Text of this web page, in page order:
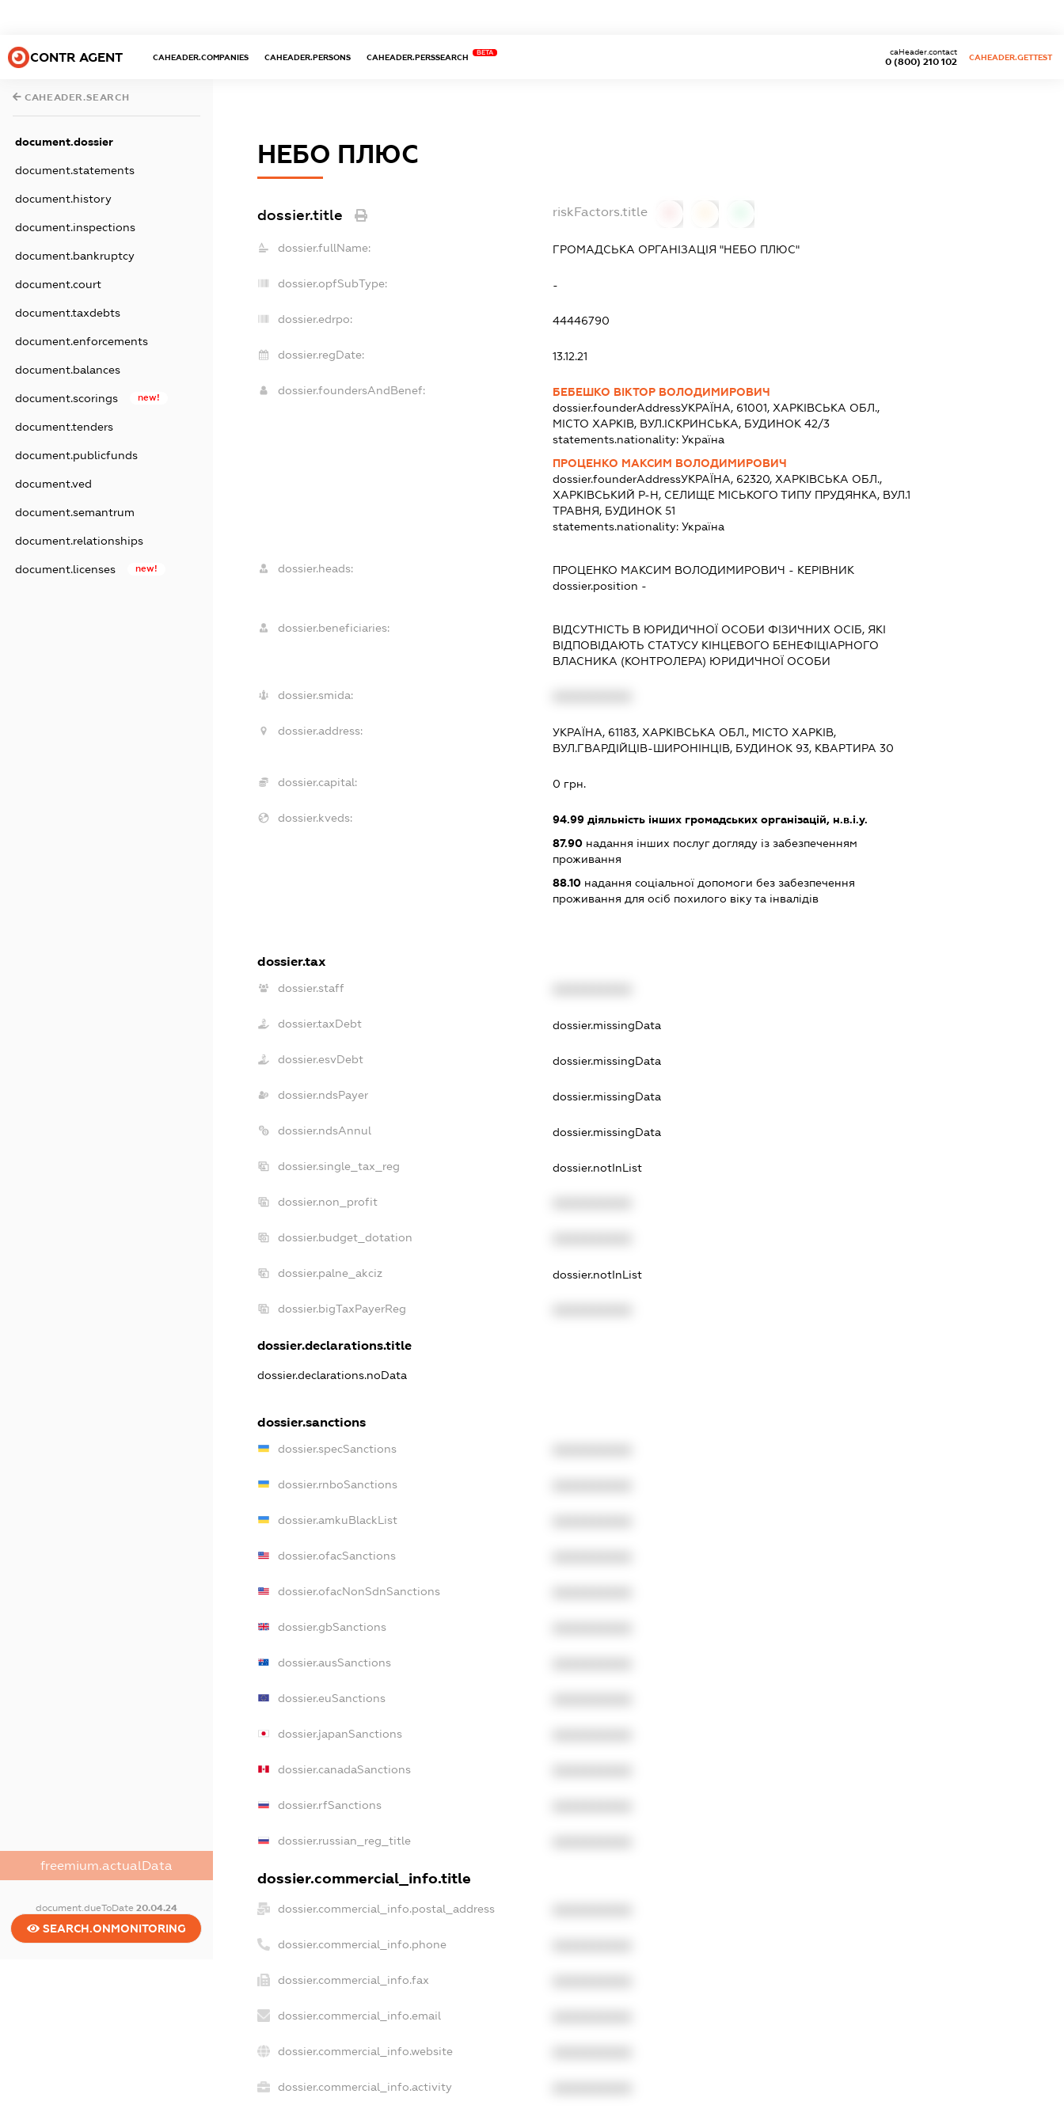
CONTR AGENT CAHEADER.COMPANIES CAHEADER.PERSONS CAHEADER.PERSSEARCH
BETA
0 (800) 210 102
caHeader.contact
CAHEADER.GETTEST
CAHEADER.SEARCH
document.dossier
document.statements
document.history
document.inspections
document.bankruptcy
document.court
document.taxdebts
document.enforcements
document.balances
document.scorings new!
document.tenders
document.publicfunds
document.ved
document.semantrum
document.relationships
document.licenses new!
freemium.actualData
document.dueToDate 20.04.24
SEARCH.ONMONITORING
НЕБО ПЛЮС
dossier.title riskFactors.title
dossier.fullName: ГРОМАДСЬКА ОРГАНІЗАЦІЯ "НЕБО ПЛЮС"
dossier.opfSubType: -
dossier.edrpo: 44446790
dossier.regDate: 13.12.21
dossier.foundersAndBenef:
БЕБЕШКО ВІКТОР ВОЛОДИМИРОВИЧ
dossier.founderAddressУКРАЇНА, 61001, ХАРКІВСЬКА ОБЛ.,
МІСТО ХАРКІВ, ВУЛ.ІСКРИНСЬКА, БУДИНОК 42/3
statements.nationality: Україна
ПРОЦЕНКО МАКСИМ ВОЛОДИМИРОВИЧ
dossier.founderAddressУКРАЇНА, 62320, ХАРКІВСЬКА ОБЛ.,
ХАРКІВСЬКИЙ Р-Н, СЕЛИЩЕ МІСЬКОГО ТИПУ ПРУДЯНКА, ВУЛ.1
ТРАВНЯ, БУДИНОК 51
statements.nationality: Україна
dossier.heads: ПРОЦЕНКО МАКСИМ ВОЛОДИМИРОВИЧ - КЕРІВНИК
dossier.position -
dossier.beneficiaries:
ВІДСУТНІСТЬ В ЮРИДИЧНОЇ ОСОБИ ФІЗИЧНИХ ОСІБ, ЯКІ
ВІДПОВІДАЮТЬ СТАТУСУ КІНЦЕВОГО БЕНЕФІЦІАРНОГО
ВЛАСНИКА (КОНТРОЛЕРА) ЮРИДИЧНОЇ ОСОБИ
dossier.smida:
dossier.address:
УКРАЇНА, 61183, ХАРКІВСЬКА ОБЛ., МІСТО ХАРКІВ,
ВУЛ.ГВАРДІЙЦІВ-ШИРОНІНЦІВ, БУДИНОК 93, КВАРТИРА 30
dossier.capital: 0 грн.
dossier.kveds: 94.99діяльність інших громадських організацій, н.в.і.у.
87.90надання інших послуг догляду із забезпеченням
проживання
88.10надання соціальної допомоги без забезпечення
проживання для осіб похилого віку та інвалідів
dossier.tax
dossier.staff
dossier.taxDebt dossier.missingData
dossier.esvDebt dossier.missingData
dossier.ndsPayer dossier.missingData
dossier.ndsAnnul dossier.missingData
dossier.single_tax_reg dossier.notInList
dossier.non_profit
dossier.budget_dotation
dossier.palne_akciz dossier.notInList
dossier.bigTaxPayerReg
dossier.declarations.title
dossier.declarations.noData
dossier.sanctions
dossier.specSanctions
dossier.rnboSanctions
dossier.amkuBlackList
dossier.ofacSanctions
dossier.ofacNonSdnSanctions
dossier.gbSanctions
dossier.ausSanctions
dossier.euSanctions
dossier.japanSanctions
dossier.canadaSanctions
dossier.rfSanctions
dossier.russian_reg_title
dossier.commercial_info.title
dossier.commercial_info.postal_address
dossier.commercial_info.phone
dossier.commercial_info.fax
dossier.commercial_info.email
dossier.commercial_info.website
dossier.commercial_info.activity